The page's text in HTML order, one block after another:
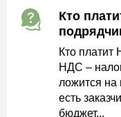
Кто
Кто платит
НДС –
ложится на
есть
бюджет...